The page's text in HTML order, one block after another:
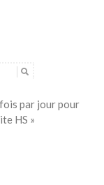
par jour pour
HS »